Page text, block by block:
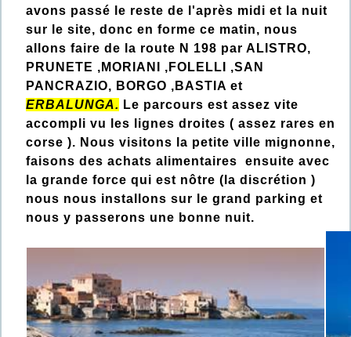
avons passé le reste de l'après midi et la nuit
sur le site, donc en forme ce matin, nous
allons faire de la route N 198 par ALISTRO,
PRUNETE ,MORIANI ,FOLELLI ,SAN
PANCRAZIO, BORGO ,BASTIA et
ERBALUNGA. Le parcours est assez vite
accompli vu les lignes droites ( assez rares en
corse ). Nous visitons la petite ville mignonne,
faisons des achats alimentaires ensuite avec
la grande force qui est nôtre (la discrétion )
nous nous installons sur le grand parking et
nous y passerons une bonne nuit.